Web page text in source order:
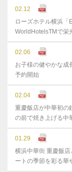
02.12
ローズホテル横浜「
WorldHotelsTMで栄
02.06
お子様の健やかな
予約開始
02.04
重慶飯店が中華初の
の前で焼き上げる中
01.29
横浜中華街 重慶飯
ートの季節を彩る華